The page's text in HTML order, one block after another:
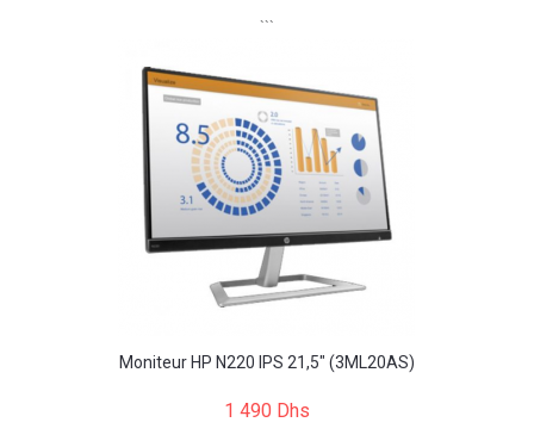
```
Moniteur HP N220 IPS 21,5" (3ML20AS)
1 490 Dhs